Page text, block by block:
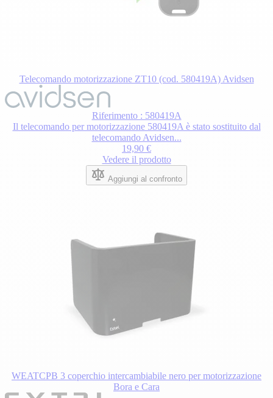
Telecomando motorizzazione ZT10 (cod. 580419A) Avidsen
dipende
dalle
opzioni
scelte
nella
pagina
del
prodotto.
Riferimento : 580419A
Il telecomando per motorizzazione 580419A è stato sostituito dal
telecomando Avidsen...
19,90 €
Vedere il prodotto
Aggiungi al confronto
WEATCPB 3 coperchio intercambiabile nero per motorizzazione
Bora e Cara